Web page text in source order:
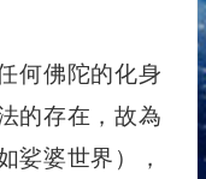
佛陀的化身
的存在，故為
娑婆世界），